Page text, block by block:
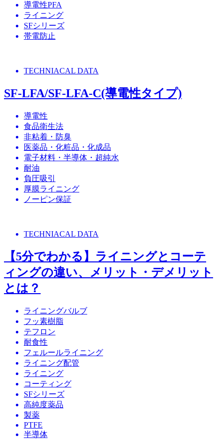
導電性PFA
ライニング
SFシリーズ
帯電防止
TECHNIACAL DATA
SF-LFA/SF-LFA-C(導電性タイプ)
導電性
食品衛生法
非粘着・防臭
医薬品・化粧品・化成品
電子材料・半導体・超純水
耐油
負圧吸引
厚膜ライニング
ノーピン保証
TECHNIACAL DATA
【5分でわかる】ライニングとコーテ
ィングの違い、メリット・デメリット
とは？
ライニングバルブ
フッ素樹脂
テフロン
耐食性
フェルールライニング
ライニング配管
ライニング
コーティング
SFシリーズ
高純度薬品
製薬
PTFE
半導体